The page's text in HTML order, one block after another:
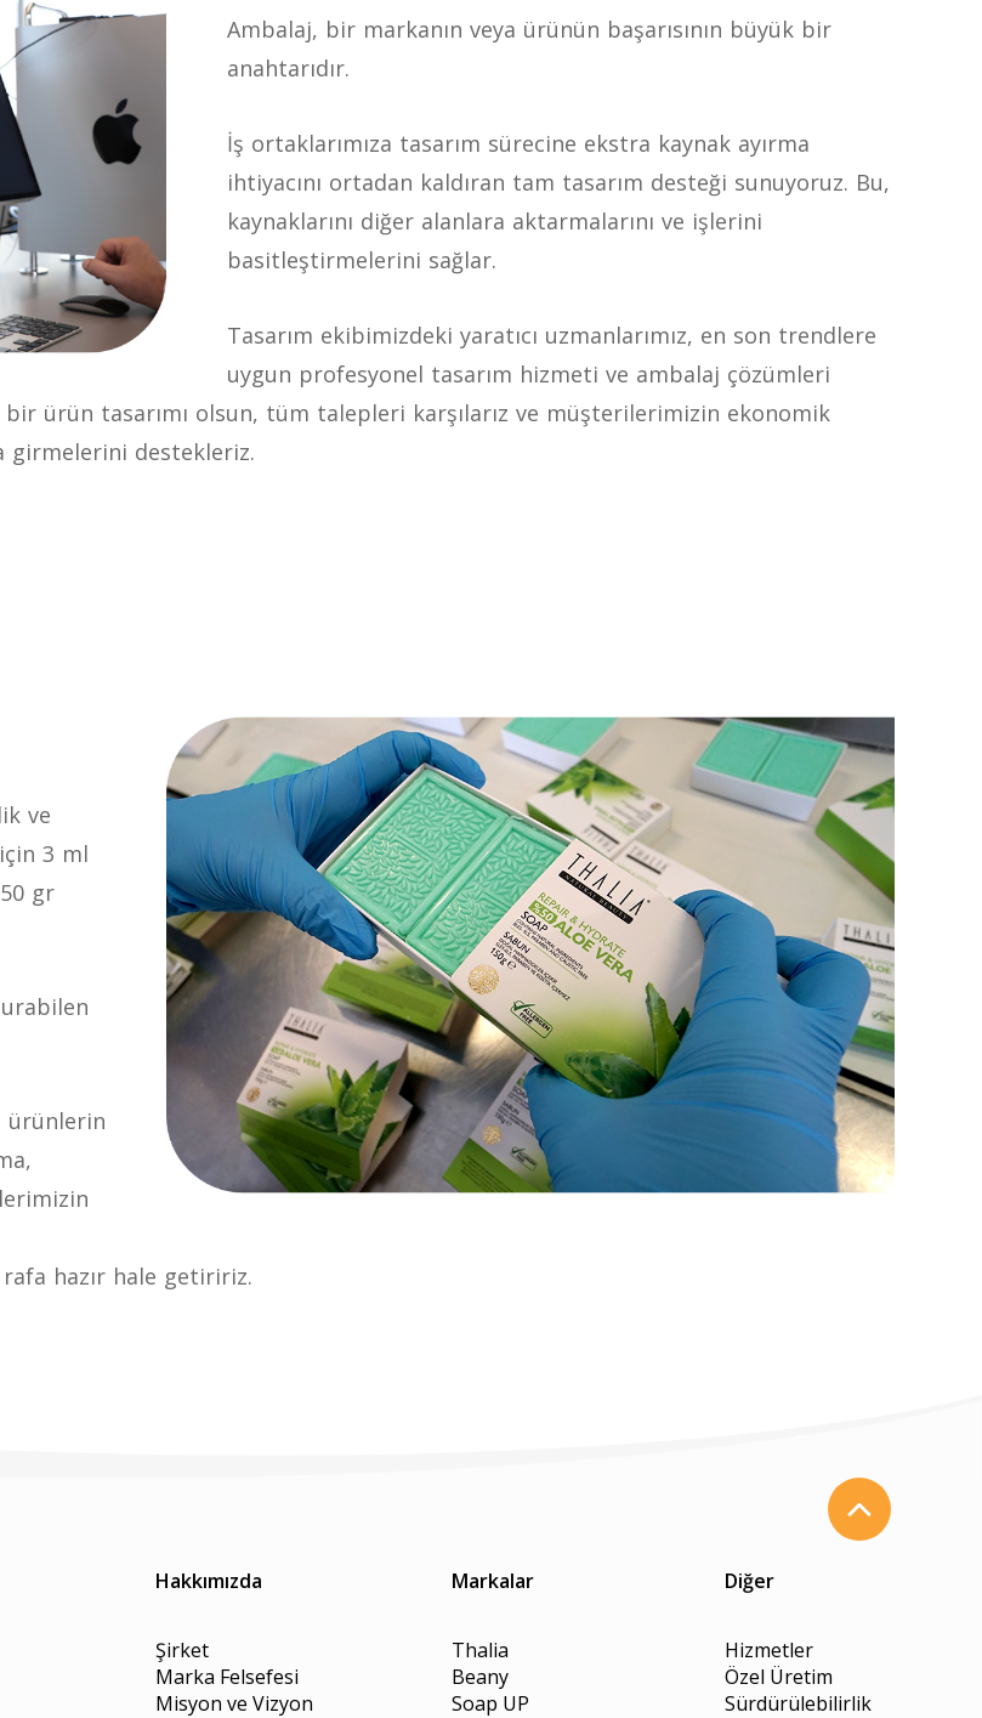
Ambalaj, bir markanın veya ürünün başarısının büyük bir
anahtarıdır.
İş ortaklarımıza tasarım sürecine ekstra kaynak ayırma
ihtiyacını ortadan kaldıran tam tasarım desteği sunuyoruz. Bu,
kaynaklarını diğer alanlara aktarmalarını ve işlerini
basitleştirmelerini sağlar.
Tasarım ekibimizdeki yaratıcı uzmanlarımız, en son trendlere
uygun profesyonel tasarım hizmeti ve ambalaj çözümleri
ürün tasarımı olsun, tüm talepleri karşılarız ve müşterilerimizin ekonomik
girmelerini destekleriz.
ve
3 ml
gr
ürünlerin
hazır hale getiririz.
Hakkımızda
Şirket
Marka Felsefesi
Misyon ve Vizyon
Markalar
Thalia
Beany
Soap UP
Diğer
Hizmetler
Özel Üretim
Sürdürülebilirlik